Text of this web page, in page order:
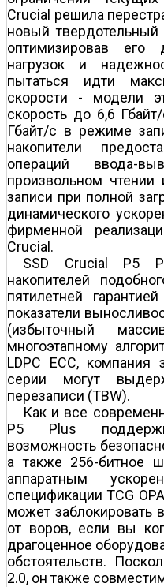
Crucial решила
новый твердотельный
оптимизировав его
нагрузок и
пытаться идти
скорости - модели
скорость до 6,6
Гбайт/с в режиме
накопители
операций ввода-
произвольном
записи при полной
динамического
фирменной
Crucial.
SSD Crucial P5
накопителей
пятилетней
показатели
(избыточный
многоэтапному
LDPC ECC, компания
серии могут
перезаписи (TBW).
Как и все
P5 Plus
возможность
а также 256-битное
аппаратным
спецификации TCG
может заблокировать
от воров, если вы
драгоценное
обстоятельств.
2.0, он также